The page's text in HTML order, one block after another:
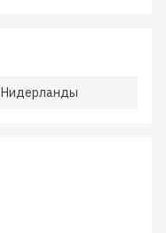
Нидерланды